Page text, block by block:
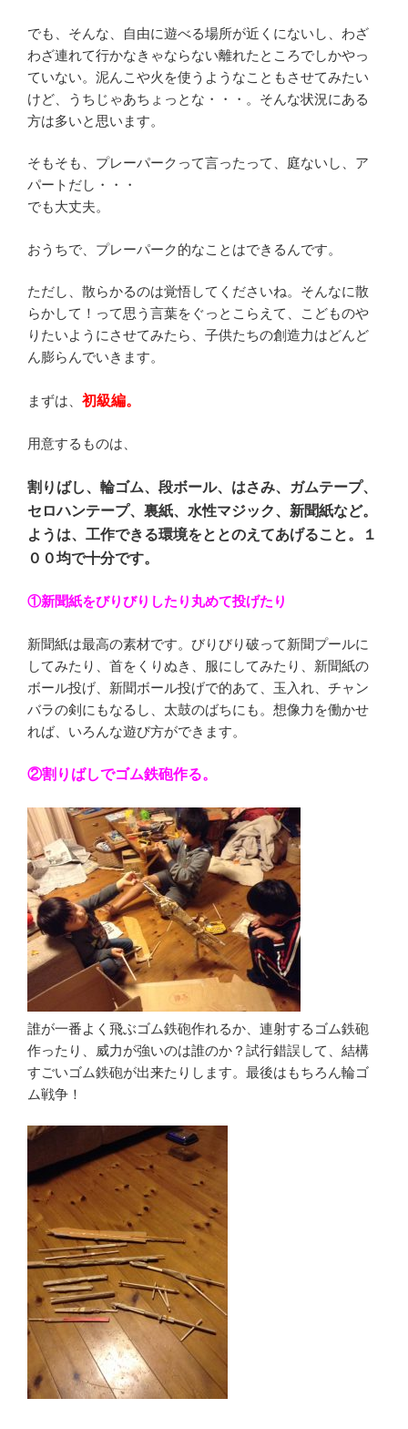
でも、そんな、自由に遊べる場所が近くにないし、わざ
わざ連れて行かなきゃならない離れたところでしかやっ
ていない。泥んこや火を使うようなこともさせてみたい
けど、うちじゃあちょっとな・・・。そんな状況にある
方は多いと思います。
そもそも、プレーパークって言ったって、庭ないし、ア
パートだし・・・
でも大丈夫。
おうちで、プレーパーク的なことはできるんです。
ただし、散らかるのは覚悟してくださいね。そんなに散
らかして！って思う言葉をぐっとこらえて、こどものや
りたいようにさせてみたら、子供たちの創造力はどんど
ん膨らんでいきます。
まずは、 初級編。
用意するものは、
割りばし、輪ゴム、段ボール、はさみ、ガムテープ、
セロハンテープ、裏紙、水性マジック、新聞紙など。
ようは、工作できる環境をととのえてあげること。１
００均で十分です。
①新聞紙をびりびりしたり丸めて投げたり
新聞紙は最高の素材です。びりびり破って新聞プールに
してみたり、首をくりぬき、服にしてみたり、新聞紙の
ボール投げ、新聞ボール投げで的あて、玉入れ、チャン
バラの剣にもなるし、太鼓のばちにも。想像力を働かせ
れば、いろんな遊び方ができます。
②割りばしでゴム鉄砲作る。
誰が一番よく飛ぶゴム鉄砲作れるか、連射するゴム鉄砲
作ったり、威力が強いのは誰のか？試行錯誤して、結構
すごいゴム鉄砲が出来たりします。最後はもちろん輪ゴ
ム戦争！